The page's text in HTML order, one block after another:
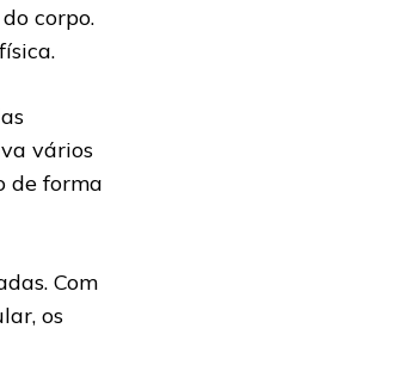
corpo.
vários
de forma
Com
os